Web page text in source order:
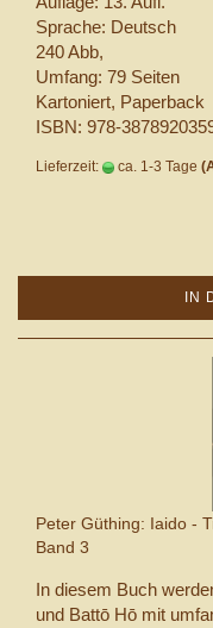
Sprache: Deutsch
240 Abb,
Umfang: 79 Seiten
Kartoniert, Paperback
ISBN: 978-
Lieferzeit: ca. 1-3 Tage
IN
Peter Güthing: Iaido -
Band 3
In diesem Buch
und Battō Hō mit